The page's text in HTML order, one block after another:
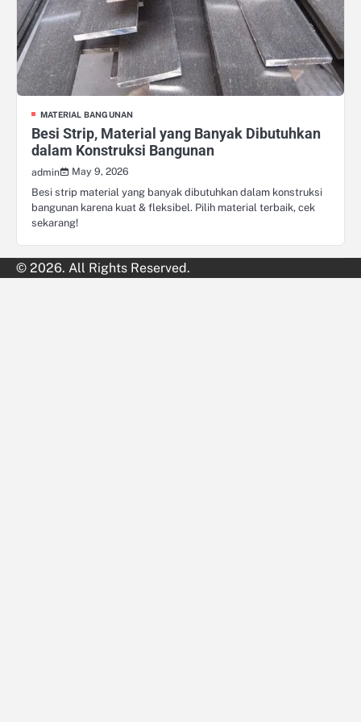
MATERIAL BANGUNAN
Besi Strip, Material yang Banyak Dibutuhkan
dalam Konstruksi Bangunan
admin
May 9, 2026
Besi strip material yang banyak dibutuhkan dalam konstruksi
bangunan karena kuat & fleksibel. Pilih material terbaik, cek
sekarang!
© 2026. All Rights Reserved.